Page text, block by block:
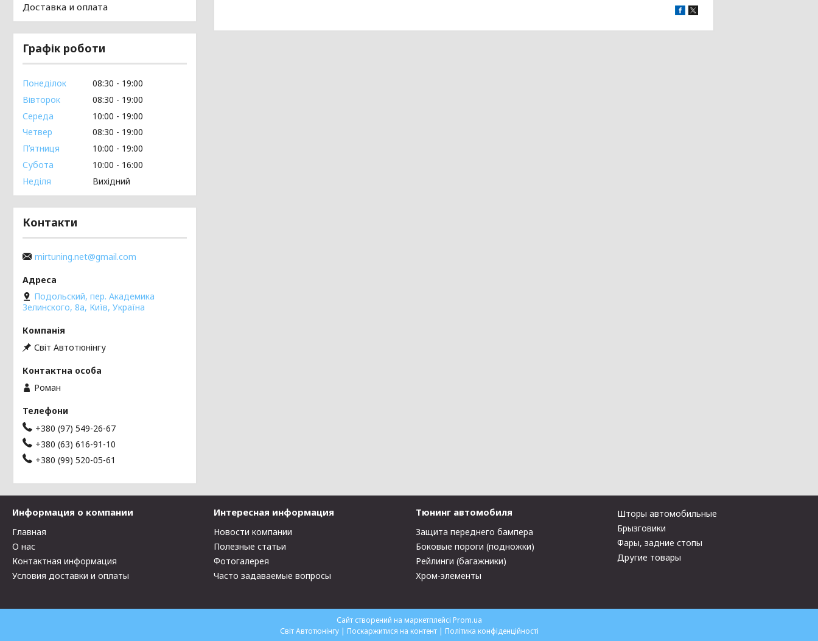
Доставка и оплата
Графік роботи
Понеділок 08:30
19:00
Вівторок
08:30
19:00
Середа
10:00
19:00
Четвер
08:30
19:00
Пʼятниця
10:00
19:00
Субота
10:00
16:00
Неділя
Вихідний
Контакти
mirtuning.net@gmail.com
Подольский, пер. Академика
Зелинского, 8а, Київ, Україна
Світ Автотюнінгу
Роман
+380 (97) 549-26-67
+380 (63) 616-91-10
+380 (99) 520-05-61
Информация о компании
Главная
О нас
Контактная информация
Условия доставки и оплаты
Интересная информация
Новости компании
Полезные статьи
Фотогалерея
Часто задаваемые вопросы
Тюнинг автомобиля
Защита переднего бампера
Боковые пороги (подножки)
Рейлинги (багажники)
Хром-элементы
Шторы автомобильные
Брызговики
Фары, задние стопы
Другие товары
Сайт створений на маркетплейсі Prom.ua
Світ Автотюнінгу | Поскаржитися на контент | Політика конфіденційності